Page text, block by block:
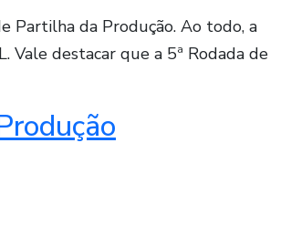
Partilha da Produção. Ao todo, a
Vale destacar que a 5ª Rodada de